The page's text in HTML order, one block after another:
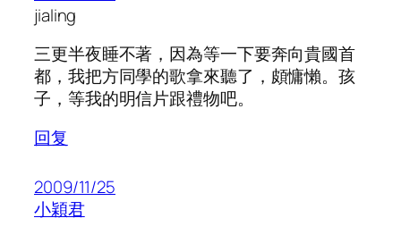
jialing
三更半夜睡不著，因為等一下要奔向貴國首
都，我把方同學的歌拿來聽了，頗慵懶。孩
子，等我的明信片跟禮物吧。
回复
2009/11/25
小穎君